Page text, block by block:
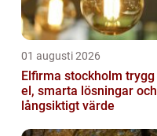
01 augusti 2026
Elfirma stockholm trygg
el, smarta lösningar och
långsiktigt värde